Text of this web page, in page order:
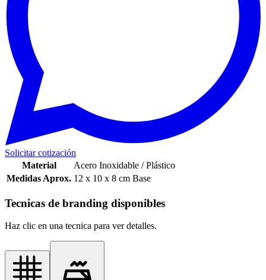
Solicitar cotización
Material
Acero Inoxidable / Plástico
Medidas Aprox. 12 x 10 x 8 cm Base
Tecnicas de branding disponibles
Haz clic en una tecnica para ver detalles.